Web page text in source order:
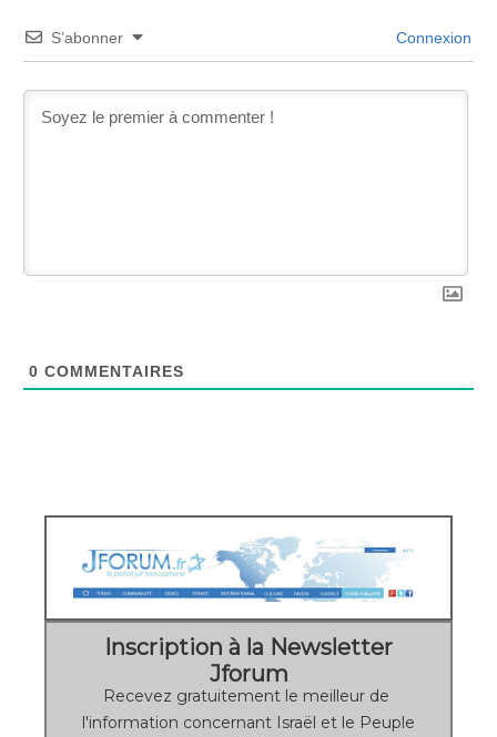
S’abonner Connexion
0 COMMENTAIRES
Inscription à la Newsletter
Jforum
Recevez gratuitement le meilleur de
l'information concernant Israël et le Peuple